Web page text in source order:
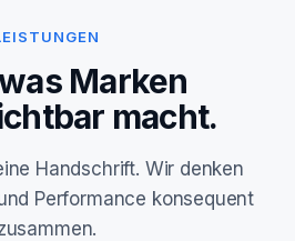
Marken
macht.
Handschrift. Wir denken
Performance konsequent